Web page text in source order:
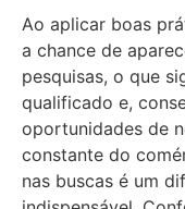
Ao aplicar boas
a chance de
pesquisas, o que
qualificado e,
oportunidades de
constante do
nas buscas é um